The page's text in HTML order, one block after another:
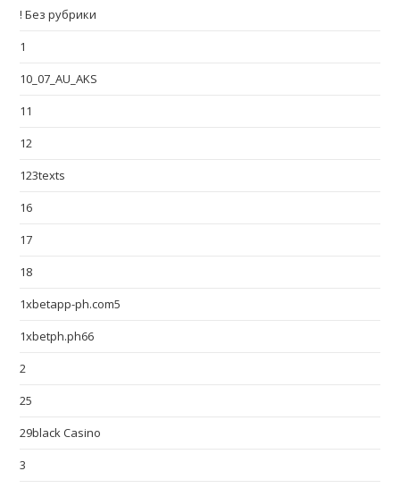
! Без рубрики
1
10_07_AU_AKS
11
12
123texts
16
17
18
1xbetapp-ph.com5
1xbetph.ph66
2
25
29black Casino
3